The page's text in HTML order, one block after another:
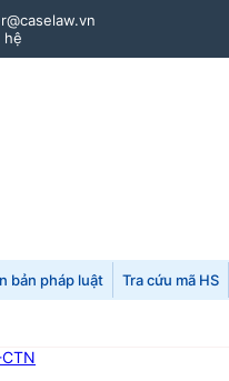
hệ
bản pháp luật Tra cứu mã HS